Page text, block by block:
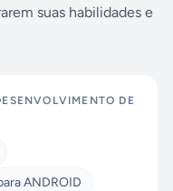
suas habilidades e
DE
ANDROID